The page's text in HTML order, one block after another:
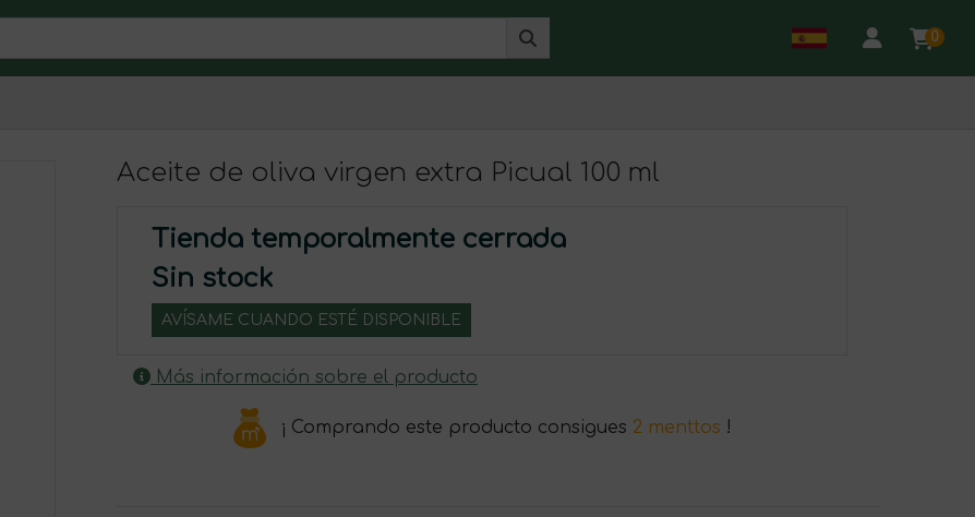
0
Aceite de oliva virgen extra Picual 100 ml
Tienda temporalmente cerrada
Sin stock
AVÍSAME CUANDO ESTÉ DISPONIBLE
Más información sobre el producto
¡ Comprando este producto consigues 2 menttos !